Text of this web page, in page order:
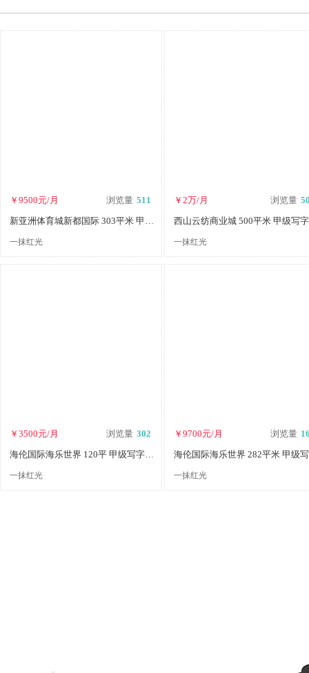
￥9500元/月 浏览量 511
新亚洲体育城新都国际 303平米 甲级写字楼招租 可注册
一抹红光
￥2万/月 浏览量
一抹红光
￥3500元/月 浏览量 302
海伦国际海乐世界 120平 甲级写字楼招租可注册
一抹红光
￥9700元/月 浏览量
一抹红光